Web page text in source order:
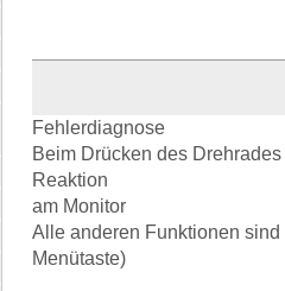
Fehlerdiagnose
Beim Drücken des
Reaktion
am Monitor
Alle anderen Funktionen
Menütaste)